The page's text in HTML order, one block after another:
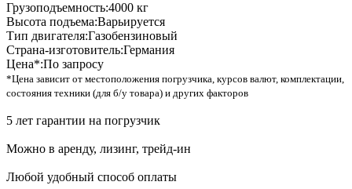
Грузоподъемность:4000 кг
Высота подъема:Варьируется
Тип двигателя:Газобензиновый
Страна-изготовитель:Германия
Цена*:По запросу
*Цена зависит от местоположения погрузчика, курсов валют, комплектации,
состояния техники (для б/у товара) и других факторов
5 лет гарантии на погрузчик
Можно в аренду, лизинг, трейд-ин
Любой удобный способ оплаты